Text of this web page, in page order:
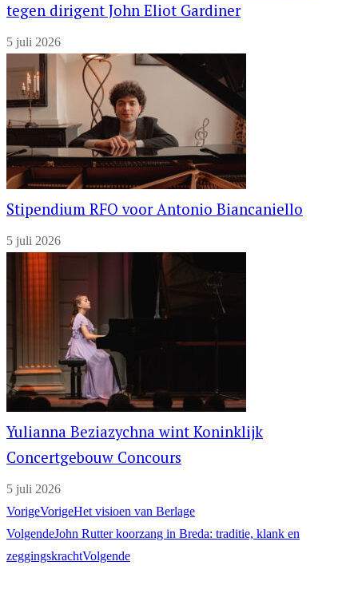
tegen dirigent John Eliot Gardiner
5 juli 2026
Stipendium RFO voor Antonio Biancaniello
5 juli 2026
Yulianna Beziazychna wint Koninklijk
Concertgebouw Concours
5 juli 2026
VorigeVorigeHet visioen van Berlage
VolgendeJohn Rutter koorzang in Breda: traditie, klank en
zeggingskrachtVolgende